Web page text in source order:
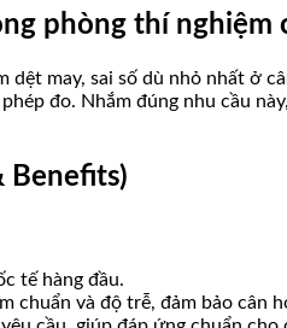
phòng thí nghiệm
dệt may, sai số dù nhỏ nhất ở
đo. Nhắm đúng nhu cầu
Benefits)
tế hàng đầu.
chuẩn và độ trễ, đảm bảo cân